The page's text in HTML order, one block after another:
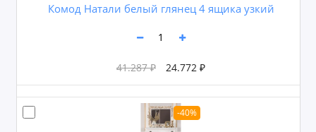
Комод Натали белый глянец 4 ящика узкий
41.287 ₽ 24.772 ₽
-40%